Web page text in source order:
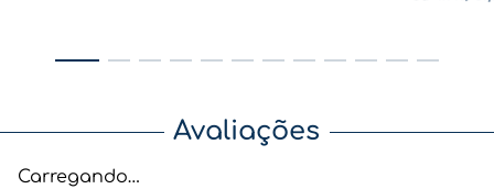
Avaliações
Carregando…